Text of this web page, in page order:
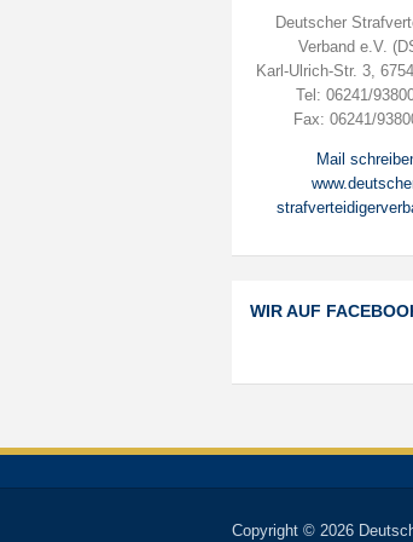
Deutscher
Verband e.V.
Karl-Ulrich-Str. 3,
Tel: 06241/
Fax: 06241/
Mail
WIR AUF
Copyright © 2026